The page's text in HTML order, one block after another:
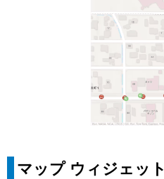
マップ ウィジェット